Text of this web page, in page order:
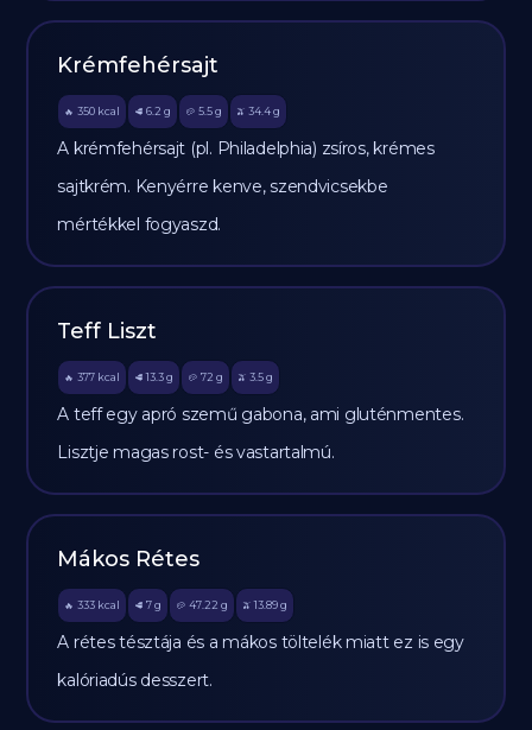
Krémfehérsajt
🔥 350 kcal 🥩 6.2 g 🥔 5.5g 🫒 34.4 g
A krémfehérsajt (pl. Philadelphia) zsíros, krémes
sajtkrém. Kenyérre kenve, szendvicsekbe
mértékkel fogyaszd.
Teff Liszt
🔥 377 kcal 🥩 13.3 g 🥔 72 g 🫒 3.5 g
A teff egy apró szemű gabona, ami gluténmentes.
Lisztje magas rost- és vastartalmú.
Mákos Rétes
🔥 333 kcal 🥩 7 g 🥔 47.22 g 🫒 13.89 g
A rétes tésztája és a mákos töltelék miatt ez is egy
kalóriadús desszert.